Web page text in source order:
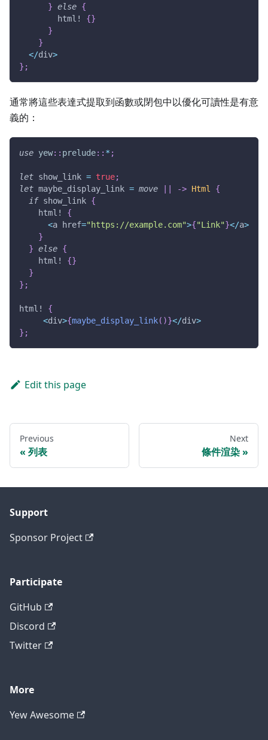
} else {
html!
{}
}
}
</div>
} ;
通常將這些表達式提取到函數或閉包中以優化可讀性是有意
義的：
use yew:: prelude:: * ;
let show_link = true;
let maybe_display_link = move | | -> Html
{
if show_link {
html!
{
<a href="https://example.com">{"Link"}</a>
}
} else {
html!
{}
}
} ;
html!
{
<div>{maybe_display_link( )}</div>
} ;
Edit this page
Previous
列表
Next
條件渲染
Support
Sponsor Project
Participate
GitHub
Discord
Twitter
More
Yew Awesome